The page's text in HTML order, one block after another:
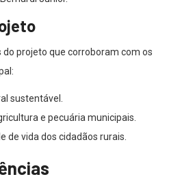
projeto que corroboram com os
sustentável.
e pecuária municipais.
de vida dos cidadãos rurais.